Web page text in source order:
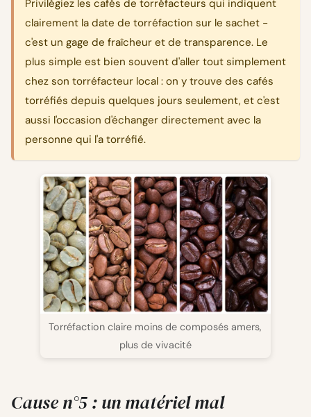
Privilégiez les cafés de torréfacteurs qui indiquent
clairement la date de torréfaction sur le sachet -
c'est un gage de fraîcheur et de transparence. Le
plus simple est bien souvent d'aller tout simplement
chez son torréfacteur local : on y trouve des cafés
torréfiés depuis quelques jours seulement, et c'est
aussi l'occasion d'échanger directement avec la
personne qui l'a torréfié.
Torréfaction claire moins de composés amers,
plus de vivacité
Cause n°5 : un matériel mal